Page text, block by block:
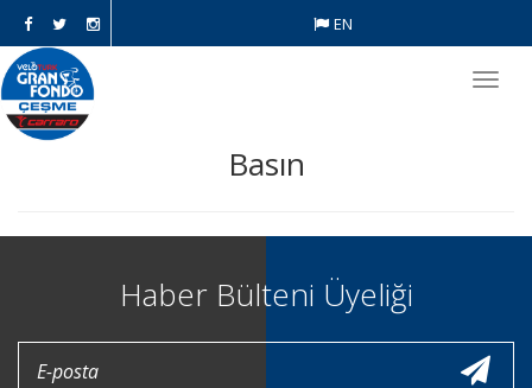
EN
Basın
Haber Bülteni Üyeliği